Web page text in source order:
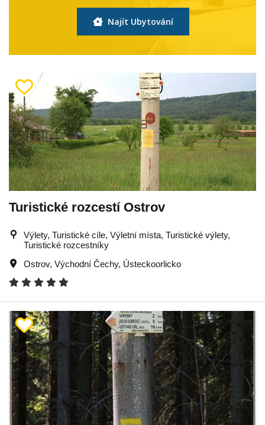
Najít Ubytování
Turistické rozcestí Ostrov
Výlety, Turistické cíle, Výletní místa, Turistické výlety,
Turistické rozcestníky
Ostrov, Východní Čechy, Ústeckoorlicko